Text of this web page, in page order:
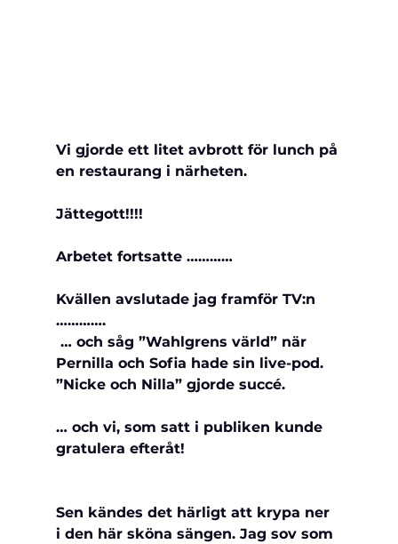
Vi gjorde ett litet avbrott för lunch på
en restaurang i närheten.
Jättegott!!!!
Arbetet fortsatte …………
Kvällen avslutade jag framför TV:n
………….
Pernilla och Sofia hade sin live-pod.
”Nicke och Nilla” gjorde succé.
… och vi, som satt i publiken kunde
gratulera efteråt!
Sen kändes det härligt att krypa ner
i den här sköna sängen. Jag sov som